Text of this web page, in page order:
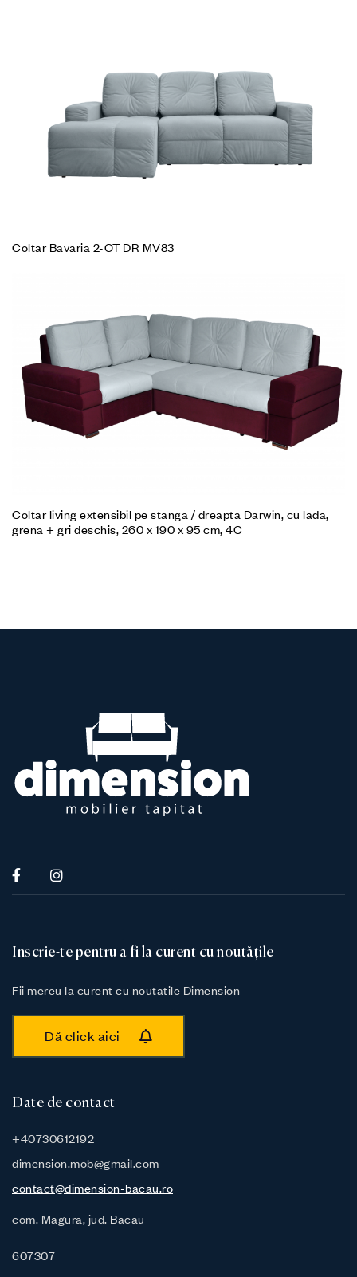
Coltar Bavaria 2-OT DR MV83
Coltar living extensibil pe stanga / dreapta Darwin, cu lada,
grena + gri deschis, 260 x 190 x 95 cm, 4C
Inscrie-te pentru a fi la curent cu noutățile
Fii mereu la curent cu noutatile Dimension
Dă click aici
Date de contact
+40730612192
dimension.mob@gmail.com
contact@dimension-bacau.ro
com. Magura, jud. Bacau
607307